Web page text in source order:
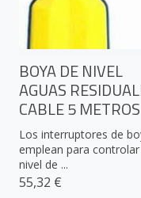
BOYA DE NIVEL
AGUAS
CABLE 5 METROS
Los interruptores de
emplean para controlar
nivel de ...
55,32 €